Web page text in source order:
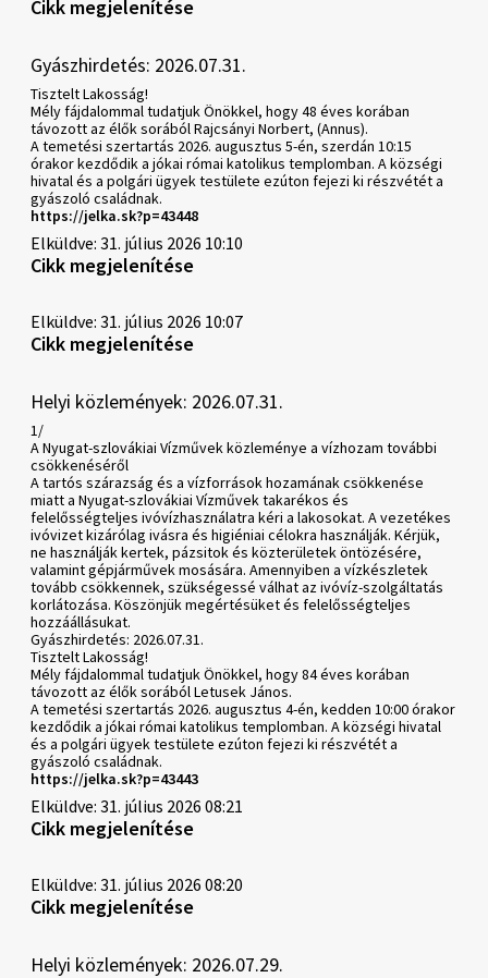
Cikk megjelenítése
Gyászhirdetés: 2026.07.31.
Tisztelt Lakosság!
Mély fájdalommal tudatjuk Önökkel, hogy 48 éves korában
távozott az élők sorából Rajcsányi Norbert, (Annus).
A temetési szertartás 2026. augusztus 5-én, szerdán 10:15
órakor kezdődik a jókai római katolikus templomban. A községi
hivatal és a polgári ügyek testülete ezúton fejezi ki részvétét a
gyászoló családnak.
https://jelka.sk?p=43448
Elküldve: 31. július 2026 10:10
Cikk megjelenítése
Elküldve: 31. július 2026 10:07
Cikk megjelenítése
Helyi közlemények: 2026.07.31.
1/
A Nyugat-szlovákiai Vízművek közleménye a vízhozam további
csökkenéséről
A tartós szárazság és a vízforrások hozamának csökkenése
miatt a Nyugat-szlovákiai Vízművek takarékos és
felelősségteljes ivóvízhasználatra kéri a lakosokat. A vezetékes
ivóvizet kizárólag ivásra és higiéniai célokra használják. Kérjük,
ne használják kertek, pázsitok és közterületek öntözésére,
valamint gépjárművek mosására. Amennyiben a vízkészletek
tovább csökkennek, szükségessé válhat az ivóvíz-szolgáltatás
korlátozása. Köszönjük megértésüket és felelősségteljes
hozzáállásukat.
Gyászhirdetés: 2026.07.31.
Tisztelt Lakosság!
Mély fájdalommal tudatjuk Önökkel, hogy 84 éves korában
távozott az élők sorából Letusek János.
A temetési szertartás 2026. augusztus 4-én, kedden 10:00 órakor
kezdődik a jókai római katolikus templomban. A községi hivatal
és a polgári ügyek testülete ezúton fejezi ki részvétét a
gyászoló családnak.
https://jelka.sk?p=43443
Elküldve: 31. július 2026 08:21
Cikk megjelenítése
Elküldve: 31. július 2026 08:20
Cikk megjelenítése
Helyi közlemények: 2026.07.29.